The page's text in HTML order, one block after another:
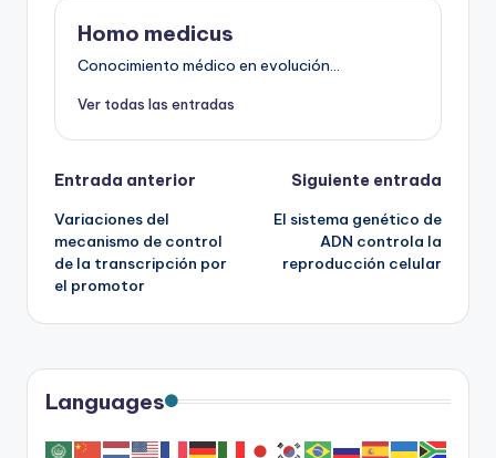
Homo medicus
Conocimiento médico en evolución...
Ver todas las entradas
Navegación
de
entradas
Entrada anterior
Variaciones del
mecanismo de control
de la transcripción por
el promotor
Siguiente entrada
El sistema genético de
ADN controla la
reproducción celular
Languages